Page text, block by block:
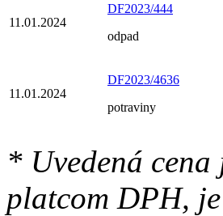
11.01.2024
DF2023/444
odpad
11.01.2024
DF2023/4636
potraviny
* Uvedená
platcom DPH,